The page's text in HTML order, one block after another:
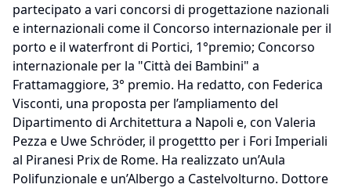
partecipato a vari concorsi di progettazione nazionali
e internazionali come il Concorso internazionale per il
porto e il waterfront di Portici, 1°premio; Concorso
internazionale per la "Città dei Bambini" a
Frattamaggiore, 3° premio. Ha redatto, con Federica
Visconti, una proposta per l’ampliamento del
Dipartimento di Architettura a Napoli e, con Valeria
Pezza e Uwe Schröder, il progettto per i Fori Imperiali
al Piranesi Prix de Rome. Ha realizzato un’Aula
Polifunzionale e un’Albergo a Castelvolturno. Dottore